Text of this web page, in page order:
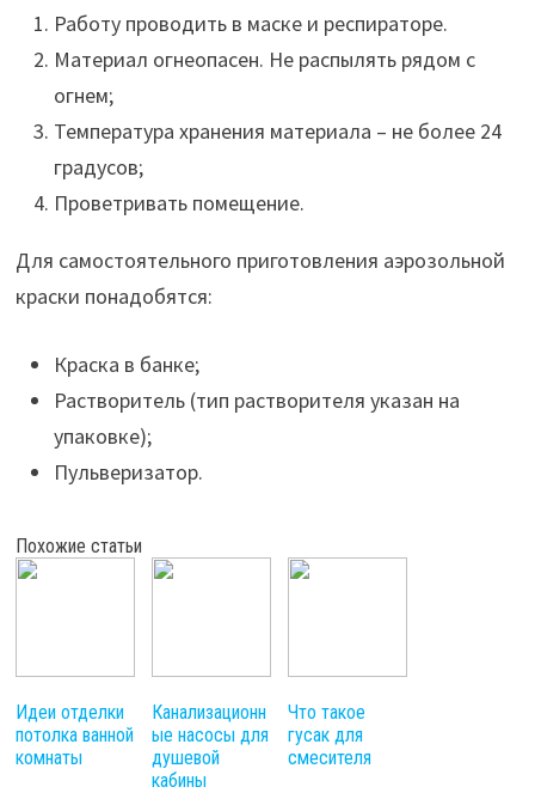
Работу проводить в маске и респираторе.
Материал огнеопасен. Не распылять рядом с
огнем;
Температура хранения материала – не более 24
градусов;
Проветривать помещение.
Для самостоятельного приготовления аэрозольной
краски понадобятся:
Краска в банке;
Растворитель (тип растворителя указан на
упаковке);
Пульверизатор.
Похожие статьи
Идеи отделки
потолка ванной
комнаты
Канализационн
ые насосы для
душевой
кабины
Что такое
гусак для
смесителя